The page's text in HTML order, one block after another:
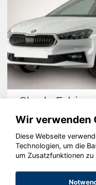
Seat Ateca
©
Wir verwenden
Diese Webseite
Technologien, um die
um Zusatzfunktionen zu